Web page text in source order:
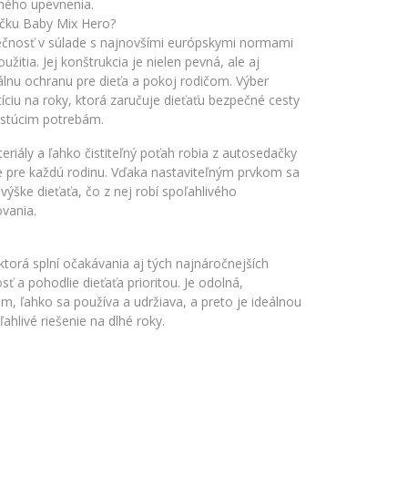
upevnenia.
Baby Mix Hero?
v súlade s najnovšími európskymi normami
Jej konštrukcia je nielen pevná, ale aj
ochranu pre dieťa a pokoj rodičom. Výber
na roky, ktorá zaručuje dieťaťu bezpečné cesty
potrebám.
a ľahko čistiteľný poťah robia z autosedačky
každú rodinu. Vďaka nastaviteľným prvkom sa
dieťaťa, čo z nej robí spoľahlivého
splní očakávania aj tých najnáročnejších
a pohodlie dieťaťa prioritou. Je odolná,
ľahko sa používa a udržiava, a preto je ideálnou
riešenie na dlhé roky.